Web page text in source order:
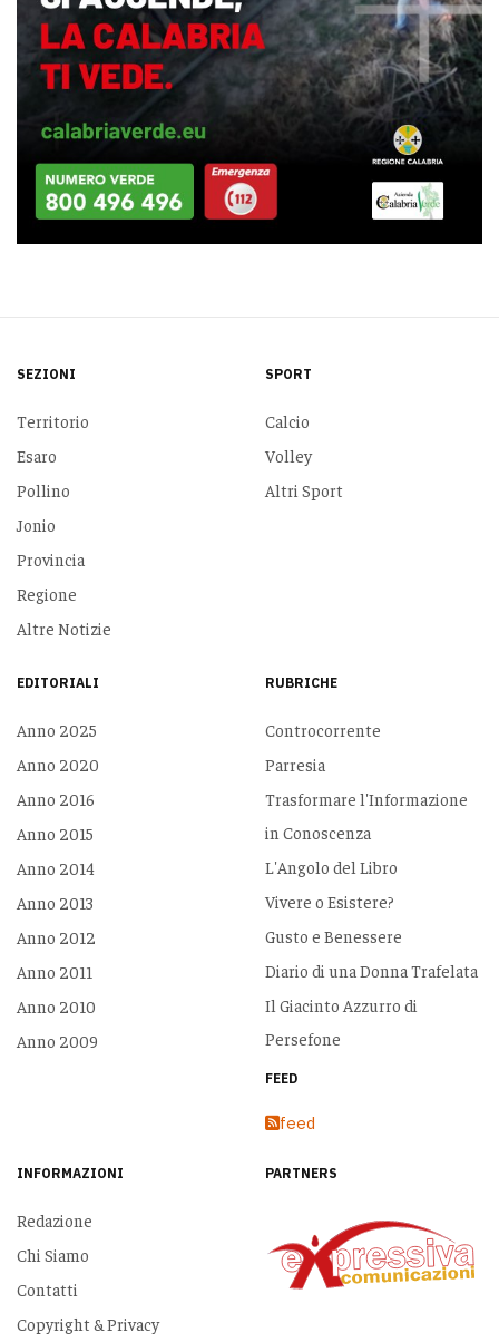
SEZIONI
Territorio
Esaro
Pollino
Jonio
Provincia
Regione
Altre Notizie
SPORT
Calcio
Volley
Altri Sport
EDITORIALI
Anno 2025
Anno 2020
Anno 2016
Anno 2015
Anno 2014
Anno 2013
Anno 2012
Anno 2011
Anno 2010
Anno 2009
RUBRICHE
Controcorrente
Parresia
Trasformare l'Informazione
in Conoscenza
L'Angolo del Libro
Vivere o Esistere?
Gusto e Benessere
Diario di una Donna Trafelata
Il Giacinto Azzurro di
Persefone
FEED
feed
INFORMAZIONI
Redazione
Chi Siamo
Contatti
Copyright & Privacy
PARTNERS